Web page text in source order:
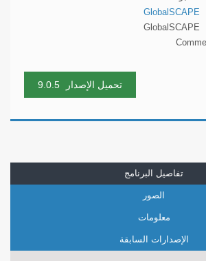
GlobalSCAPE
GlobalSCAPE
تحميل الإصدار 9.0.5
تفاصيل البرنامج
الصور
معلومات
الإصدارات السابقة